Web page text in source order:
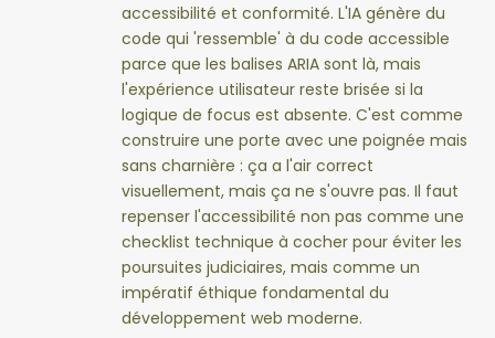
accessibilité et conformité. L'IA génère du
code qui 'ressemble' à du code accessible
parce que les balises ARIA sont là, mais
l'expérience utilisateur reste brisée si la
logique de focus est absente. C'est comme
construire une porte avec une poignée mais
sans charnière : ça a l'air correct
visuellement, mais ça ne s'ouvre pas. Il faut
repenser l'accessibilité non pas comme une
checklist technique à cocher pour éviter les
poursuites judiciaires, mais comme un
impératif éthique fondamental du
développement web moderne.